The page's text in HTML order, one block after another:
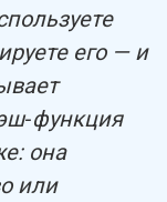
его — и
она
или